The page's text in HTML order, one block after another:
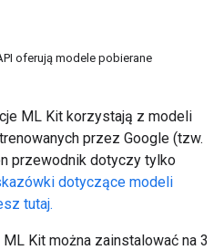
oferują modele pobierane
ML Kit korzystają z modeli
przez Google (tzw.
przewodnik dotyczy tylko
dotyczące modeli
tutaj.
Kit można zainstalować na 3